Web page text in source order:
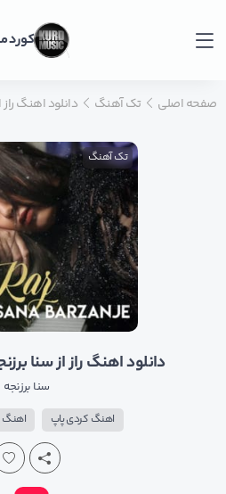
کورد
صفحه اصلی تک آهنگ دانلود اهنگ
تک آهنگ
دانلود اهنگ راز از سنا
سنا برزنجه
اهنگ کردی پاپ اهنگ